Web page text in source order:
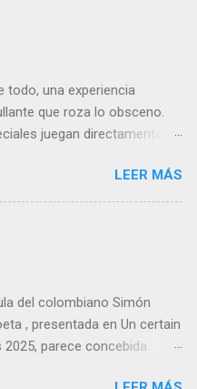
película se ha consolidado
balear .
todo, una experiencia
que roza lo obsceno.
juegan directamente en
que directamente parecen
el resto del cine mundial
diez años. Todo es
LEER MÁS
del colombiano Simón
, presentada en Un certain
2025, parece concebida